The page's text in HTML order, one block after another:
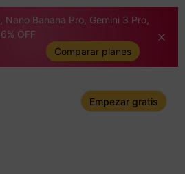
Banana Pro, Gemini 3 Pro,
OFF
Comparar planes
Empezar gratis